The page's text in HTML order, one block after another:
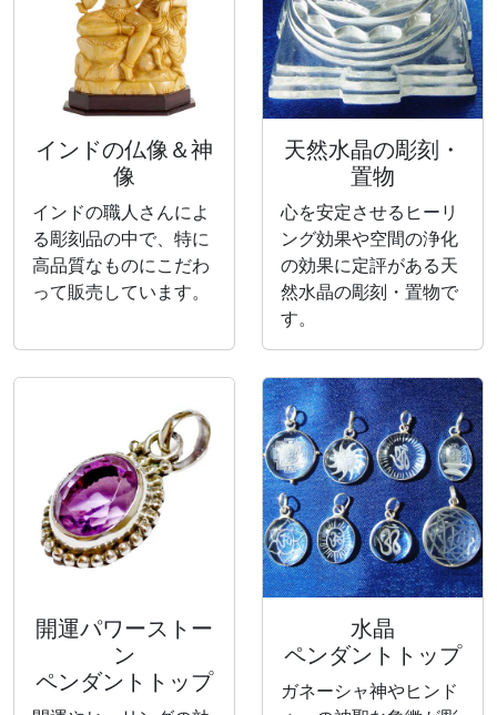
インドの仏像＆神
像
インドの職人さんによ
る彫刻品の中で、特に
高品質なものにこだわ
って販売しています。
天然水晶の彫刻・
置物
心を安定させるヒーリ
ング効果や空間の浄化
の効果に定評がある天
然水晶の彫刻・置物で
す。
開運パワーストー
ン
ペンダントトップ
水晶
ペンダントトップ
ガネーシャ神やヒンド